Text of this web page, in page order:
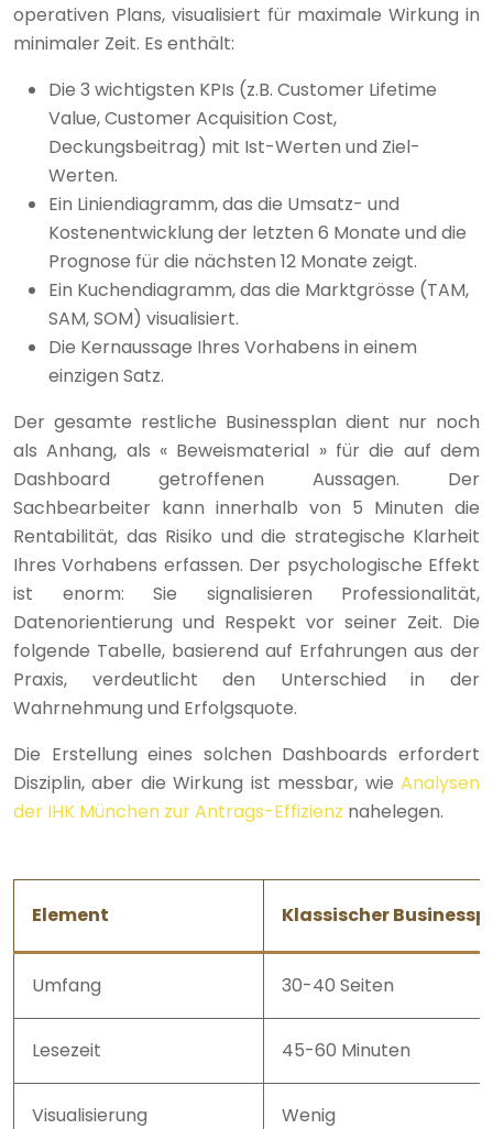
operativen Plans, visualisiert für maximale Wirkung in
minimaler Zeit. Es enthält:
Die 3 wichtigsten KPIs (z.B. Customer Lifetime
Value, Customer Acquisition Cost,
Deckungsbeitrag) mit Ist-Werten und Ziel-
Werten.
Ein Liniendiagramm, das die Umsatz- und
Kostenentwicklung der letzten 6 Monate und die
Prognose für die nächsten 12 Monate zeigt.
Ein Kuchendiagramm, das die Marktgrösse (TAM,
SAM, SOM) visualisiert.
Die Kernaussage Ihres Vorhabens in einem
einzigen Satz.
Der gesamte restliche Businessplan dient nur noch
als Anhang, als « Beweismaterial » für die auf dem
Dashboard getroffenen Aussagen. Der
Sachbearbeiter kann innerhalb von 5 Minuten die
Rentabilität, das Risiko und die strategische Klarheit
Ihres Vorhabens erfassen. Der psychologische Effekt
ist enorm: Sie signalisieren Professionalität,
Datenorientierung und Respekt vor seiner Zeit. Die
folgende Tabelle, basierend auf Erfahrungen aus der
Praxis, verdeutlicht den Unterschied in der
Wahrnehmung und Erfolgsquote.
Die Erstellung eines solchen Dashboards erfordert
Disziplin, aber die Wirkung ist messbar, wie Analysen
der IHK München zur Antrags-Effizienz nahelegen.
Element Klassischer
Umfang 30-40 Seiten
Lesezeit 45-60 Minuten
Visualisierung Wenig